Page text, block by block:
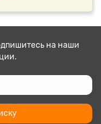
на наши